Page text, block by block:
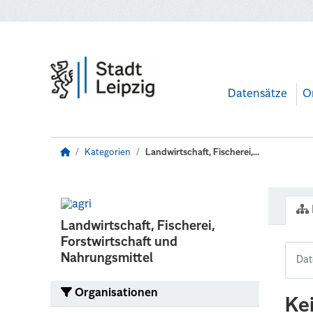
Datensätze
Kategorien Landwirtschaft, Fischerei,...
Landwirtschaft, Fischerei,
Forstwirtschaft und
Nahrungsmittel
Organisationen